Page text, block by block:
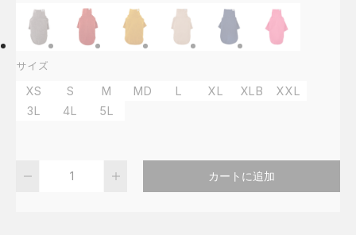
2,900
円
サイズ
XS S M MD L XL XLB
XXL
3L
4L 5L
MANDARINE
カートに追加